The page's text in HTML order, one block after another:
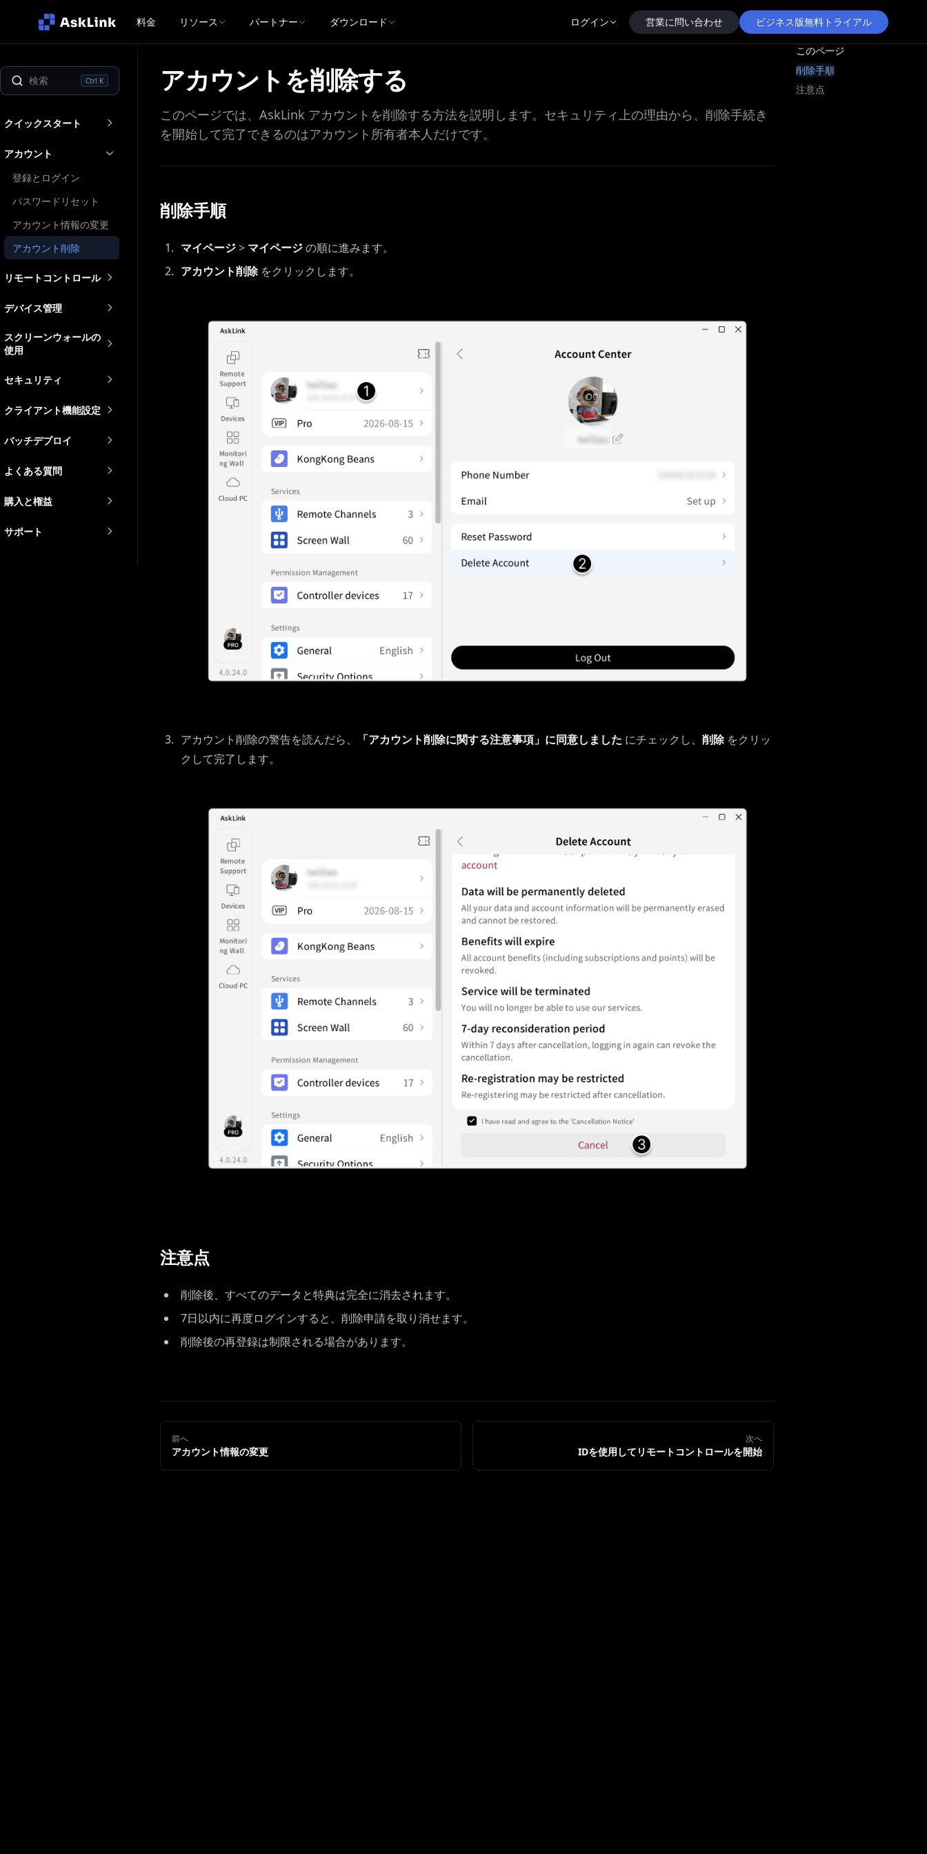
料金 リソース パートナー ダウンロード ログイン 営業に問い合わせ ビジネス版無料トライアル
Ctrl K
クイックスタート
アカウント
登録とログイン
パスワードリセット
アカウント情報の変更
アカウント削除
リモートコントロール
デバイス管理
スクリーンウォールの
使用
セキュリティ
クライアント機能設定
バッチデプロイ
よくある質問
購入と権益
サポート
アカウントを削除する
このページでは、AskLink アカウントを削除する方法を説明します。セキュリティ上の理由から、削除手続き
を開始して完了できるのはアカウント所有者本人だけです。
削除手順
マイページ> マイページの順に進みます。
アカウント削除をクリックします。
アカウント削除の警告を読んだら、 「アカウント削除に関する注意事項」に同意しました にチェックし、 削除をクリッ
クして完了します。
注意点
削除後、すべてのデータと特典は完全に消去されます。
7日以内に再度ログインすると、削除申請を取り消せます。
削除後の再登録は制限される場合があります。
前へ
アカウント情報の変更
次へ
IDを使用してリモートコントロールを開始
このページ
削除手順
注意点